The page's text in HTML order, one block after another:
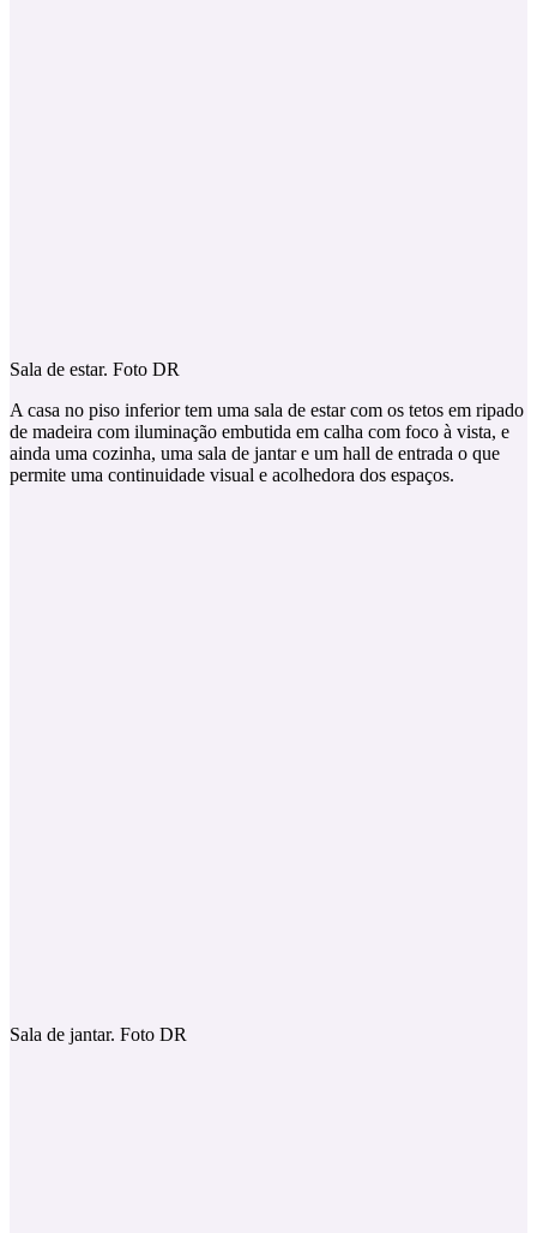
Sala de estar. Foto DR
A casa no piso inferior tem uma sala de estar com os tetos em ripado
de madeira com iluminação embutida em calha com foco à vista, e
ainda uma cozinha, uma sala de jantar e um hall de entrada o que
permite uma continuidade visual e acolhedora dos espaços.
Sala de jantar. Foto DR